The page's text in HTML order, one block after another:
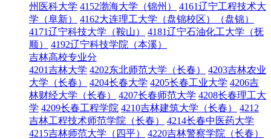
州医科大学 4152渤海大学（锦州）
4161辽宁工程技术大
学（阜新）
4162大连理工大学（盘锦校区）（盘锦）
4171辽宁科技大学（鞍山）
4181辽宁石油化工大学（抚
顺）
4192辽宁科技学院（本溪）
吉林高校专业分
4201吉林大学 4202东北师范大学（长春）
4203吉林农业
大学（长春）
4204长春大学 4205长春工业大学 4206吉
林财经大学（长春）
4207长春师范大学 4208长春理工大
学 4209长春工程学院 4210吉林建筑大学（长春）
4212
吉林工程技术师范学院（长春）
4214长春中医药大学
4215吉林师范大学（四平）
4220吉林警察学院（长春）